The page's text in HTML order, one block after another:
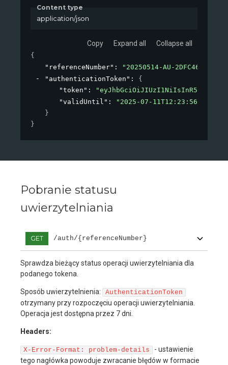
Content type
application/json
Copy Expand all Collapse all
{
"referenceNumber" :
"20250514-AU-2DFC46C000-
"authenticationToken" : {
"token" :
"validUntil" :
"2025-07-
}
}
Pobranie statusu
uwierzytelniania
GET /auth/{referenceNumber}
Sprawdza bieżący status operacji uwierzytelniania dla
podanego tokena.
Sposób uwierzytelnienia: AuthenticationToken
otrzymany przy rozpoczęciu operacji uwierzytelniania.
Operacja jest dostępna przez 7 dni.
Headers:
X-Error-Format: problem-details
- ustawienie
tego nagłówka powoduje zwracanie błędów w formacie